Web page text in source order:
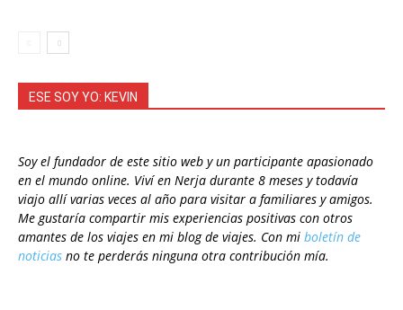
ESE SOY YO: KEVIN
Soy el fundador de este sitio web y un participante apasionado
en el mundo online. Viví en Nerja durante 8 meses y todavía
viajo allí varias veces al año para visitar a familiares y amigos.
Me gustaría compartir mis experiencias positivas con otros
amantes de los viajes en mi blog de viajes. Con mi boletín de
noticias no te perderás ninguna otra contribución mía.